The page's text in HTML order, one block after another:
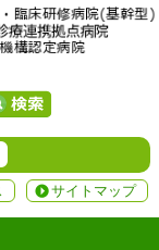
サイトマップ